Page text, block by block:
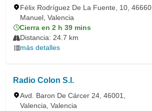
Félix Rodríguez De La Fuente, 10, 46660,
Manuel, Valencia
Cierra en 2 h 39 mins
Distancia: 24.7 km
más detalles
Radio Colon S.l.
Avd. Baron De Cárcer 24, 46001,
Valencia, Valencia